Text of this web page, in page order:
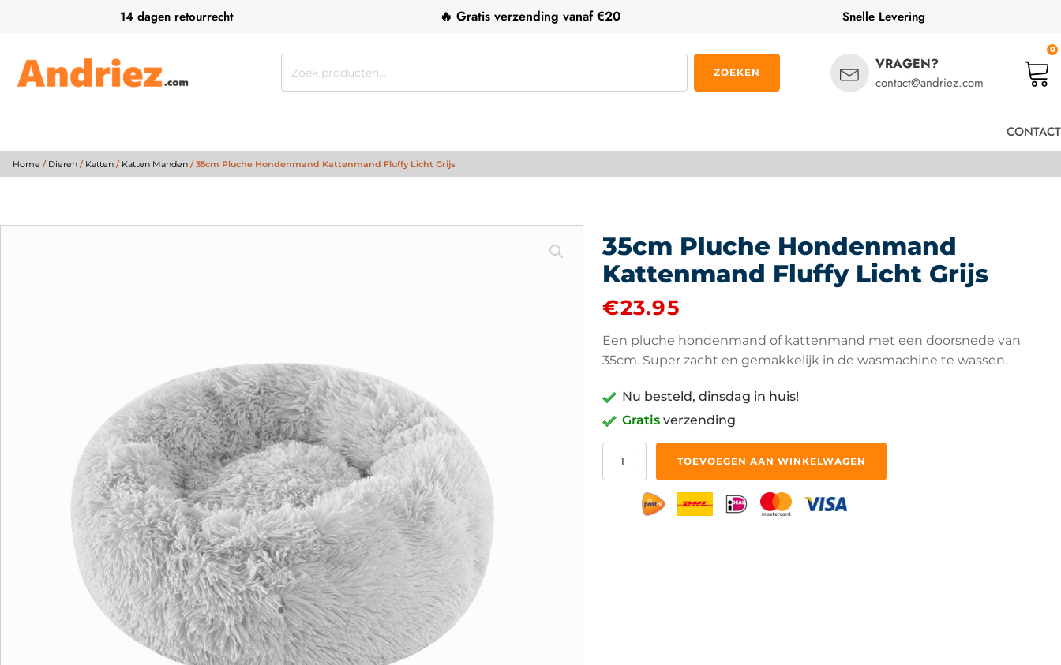
14 dagen retourrecht 🔥 Gratis verzending vanaf €20 Snelle Levering
Zoeken
ZOEKEN VRAGEN?
contact@andriez.com
0
CONTACT
Home / Dieren / Katten / Katten Manden / 35cm Pluche Hondenmand Kattenmand Fluffy Licht Grijs
35cm Pluche Hondenmand
Kattenmand Fluffy Licht Grijs
€23.95
Een pluche hondenmand of kattenmand met een doorsnede van
35cm. Super zacht en gemakkelijk in de wasmachine te wassen.
Nu besteld, dinsdag in huis!
Gratis verzending
35cm
Kattenmand
TOEVOEGEN AAN WINKELWAGEN